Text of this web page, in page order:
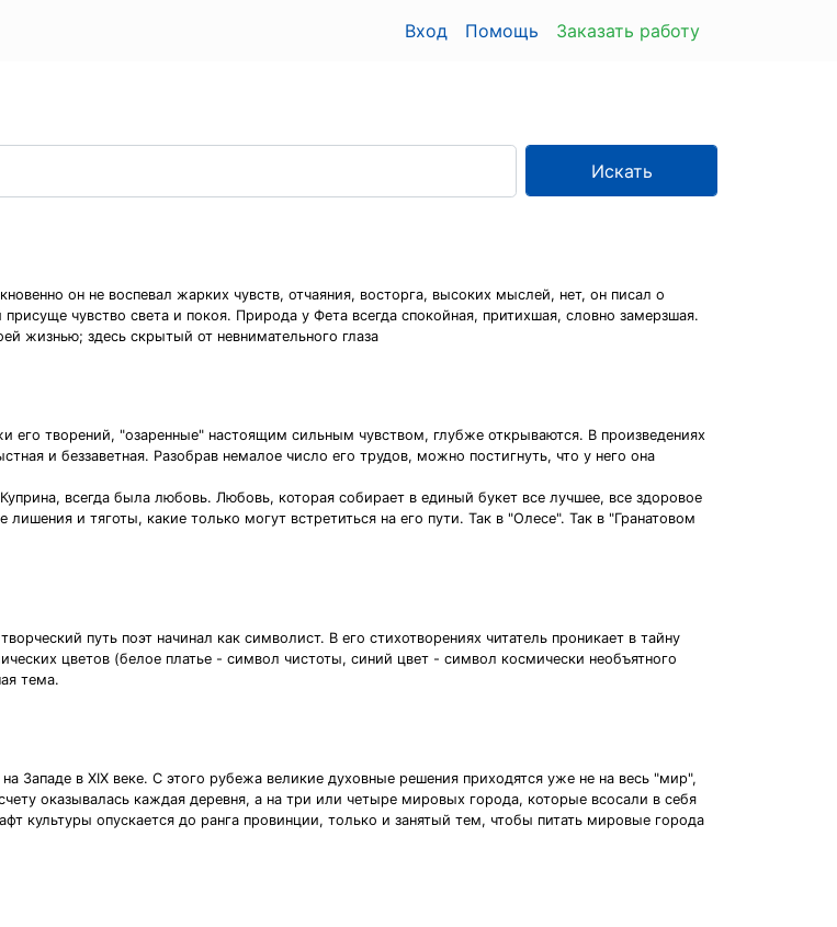
Вход Помощь Заказать работу
Искать
он не воспевал жарких чувств, отчаяния, восторга, высоких мыслей, нет, он писал о
чувство света и покоя. Природа у Фета всегда спокойная, притихшая, словно замерзшая.
жизнью; здесь скрытый от невнимательного глаза
творений, "озаренные" настоящим сильным чувством, глубже открываются. В произведениях
и беззаветная. Разобрав немалое число его трудов, можно постигнуть, что у него она
всегда была любовь. Любовь, которая собирает в единый букет все лучшее, все здоровое
и тяготы, какие только могут встретиться на его пути. Так в "Олесе". Так в "Гранатовом
путь поэт начинал как символист. В его стихотворениях читатель проникает в тайну
цветов (белое платье - символ чистоты, синий цвет - символ космически необъятного
тема.
Западе в XIX веке. С этого рубежа великие духовные решения приходятся уже не на весь "мир",
оказывалась каждая деревня, а на три или четыре мировых города, которые всосали в себя
культуры опускается до ранга провинции, только и занятый тем, чтобы питать мировые города